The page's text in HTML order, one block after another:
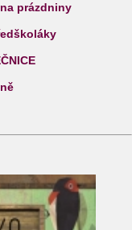
prázdniny